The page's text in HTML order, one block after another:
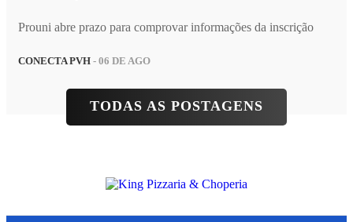
Prouni abre prazo para comprovar informações da inscrição
CONECTA PVH - 06 DE AGO
TODAS AS POSTAGENS